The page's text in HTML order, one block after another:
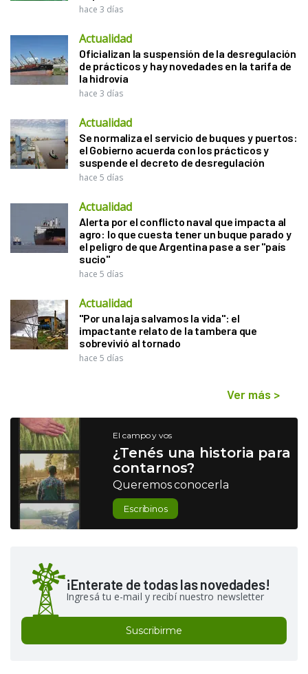
hace 3 días
Actualidad
Oficializan la suspensión de la desregulación
de prácticos y hay novedades en la tarifa de
la hidrovía
hace 3 días
Actualidad
Se normaliza el servicio de buques y puertos:
el Gobierno acuerda con los prácticos y
suspende el decreto de desregulación
hace 5 días
Actualidad
Alerta por el conflicto naval que impacta al
agro: lo que cuesta tener un buque parado y
el peligro de que Argentina pase a ser "país
sucio"
hace 5 días
Actualidad
"Por una laja salvamos la vida": el
impactante relato de la tambera que
sobrevivió al tornado
hace 5 días
Ver más >
El campo y vos
¿Tenés una historia para
contarnos?
Queremos conocerla
Escribinos
¡Enterate de todas las novedades!
Ingresá tu e-mail y recibí nuestro newsletter
Suscribirme